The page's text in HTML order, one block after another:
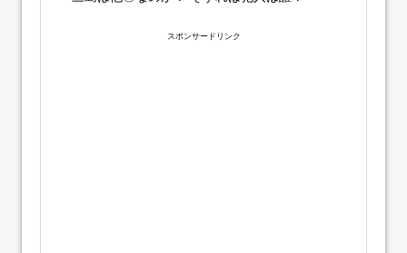
スポンサードリンク